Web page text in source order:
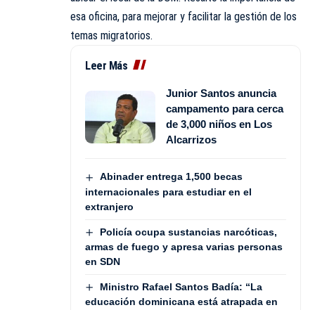
esa oficina, para mejorar y facilitar la gestión de los
temas migratorios.
Leer Más
Junior Santos anuncia
campamento para cerca
de 3,000 niños en Los
Alcarrizos
Abinader entrega 1,500 becas
internacionales para estudiar en el
extranjero
Policía ocupa sustancias narcóticas,
armas de fuego y apresa varias personas
en SDN
Ministro Rafael Santos Badía: “La
educación dominicana está atrapada en